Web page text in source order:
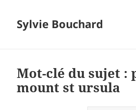
Sylvie Bouchard
Mot-clé du sujet :
mount st ursula